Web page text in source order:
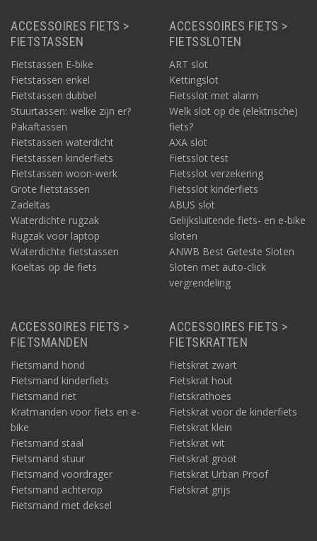
ACCESSOIRES FIETS >
FIETSTASSEN
Fietstassen E-bike
Fietstassen enkel
Fietstassen dubbel
Stuurtassen: welke zijn er?
Pakaftassen
Fietstassen waterdicht
Fietstassen kinderfiets
Fietstassen woon-werk
Grote fietstassen
Zadeltas
Waterdichte rugzak
Rugzak voor laptop
Waterdichte fietstassen
Koeltas op de fiets
ACCESSOIRES FIETS >
FIETSSLOTEN
ART slot
Kettingslot
Fietsslot met alarm
Welk slot op de (elektrische)
fiets?
AXA slot
Fietsslot test
Fietsslot verzekering
Fietsslot kinderfiets
ABUS slot
Gelijksluitende fiets- en e-bike
sloten
ANWB Best Geteste Sloten
Sloten met auto-click
vergrendeling
ACCESSOIRES FIETS >
FIETSMANDEN
Fietsmand hond
Fietsmand kinderfiets
Fietsmand riet
Kratmanden voor fiets en e-
bike
Fietsmand staal
Fietsmand stuur
Fietsmand voordrager
Fietsmand achterop
Fietsmand met deksel
ACCESSOIRES FIETS >
FIETSKRATTEN
Fietskrat zwart
Fietskrat hout
Fietskrathoes
Fietskrat voor de kinderfiets
Fietskrat klein
Fietskrat wit
Fietskrat groot
Fietskrat Urban Proof
Fietskrat grijs